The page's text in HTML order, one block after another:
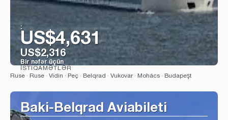
:
US$4,631
US$2,316
Bir nəfər üçün
Baxın
İSTIQAMƏTLƏR
Ruse · Ruse · Vidin · Peç · Belqrad · Vukovar · Mohács · Budapeşt
Baki-Belqrad Aviabileti